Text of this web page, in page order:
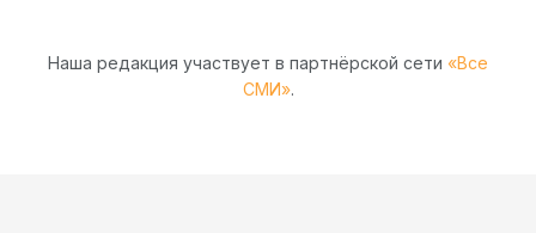
Наша редакция участвует в партнёрской сети «Все
СМИ».